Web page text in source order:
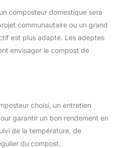
composteur domestique sera
communautaire ou un grand
est plus adapté. Les adeptes
envisager le compost de
choisi, un entretien
garantir un bon rendement en
de la température, de
du compost.